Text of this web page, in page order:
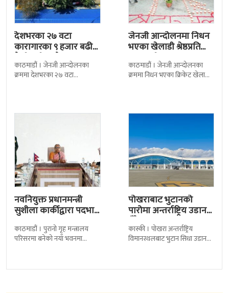
देशभरका २७ वटा
कारागारका ९ हजार बढी
कैदीबन्दी अझै फरार
काठमाडौं । जेनजी आन्दोलनका
क्रममा देशभरका २७ वटा
जेनजी आन्दोलनमा निधन
भएका खेलाडी श्रेष्ठप्रति
श्रद्धाञ्जली
काठमाडौं । जेनजी आन्दोलनका
क्रममा निधन भएका क्रिकेट खेलाडी
नवनियुक्त प्रधानमन्त्री
सुशीला कार्कीद्वारा पदभार
काठमाडौं । पुरानो गृह मन्त्रालय
परिसरमा बनेको नयाँ भवनमा
नवनियुक्त
पोखराबाट भुटानको
पारोमा अन्तर्राष्ट्रिय उडान
हुँदै
कास्की । पोखरा अन्तर्राष्ट्रिय
विमानस्थलबाट भुटान सिधा उडान
लागेको हो